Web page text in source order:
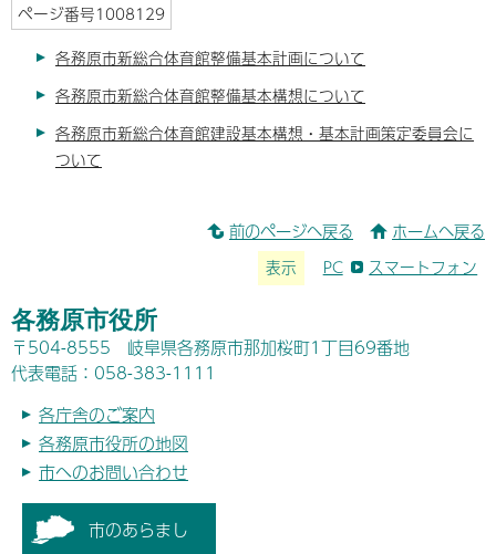
ページ番号1008129
各務原市新総合体育館整備基本計画について
各務原市新総合体育館整備基本構想について
各務原市新総合体育館建設基本構想・基本計画策定委員会に
ついて
前のページへ戻る ホームへ戻る
表示 PC スマートフォン
各務原市役所
〒504-8555 岐阜県各務原市那加桜町1丁目69番地
代表電話：058-383-1111
各庁舎のご案内
各務原市役所の地図
市へのお問い合わせ
市のあらまし